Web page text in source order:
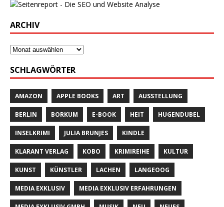
ARCHIV
SCHLAGWÖRTER
AMAZON APPLE BOOKS ART AUSSTELLUNG
BERLIN BORKUM E-BOOK HEIT HUGENDUBEL
INSELKRIMI JULIA BRUNJES KINDLE
KLARANT VERLAG KOBO KRIMIREIHE KULTUR
KUNST KÜNSTLER LACHEN LANGEOOG
MEDIA EXKLUSIV MEDIA EXKLUSIV ERFAHRUNGEN